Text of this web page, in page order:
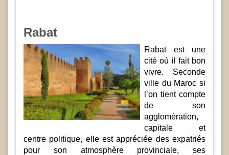
Rabat
Rabat est une
cité où il fait bon
vivre. Seconde
ville du Maroc si
l’on tient compte
de son
agglomération,
capitale et
centre politique, elle est appréciée des expatriés
pour son atmosphère provinciale, ses